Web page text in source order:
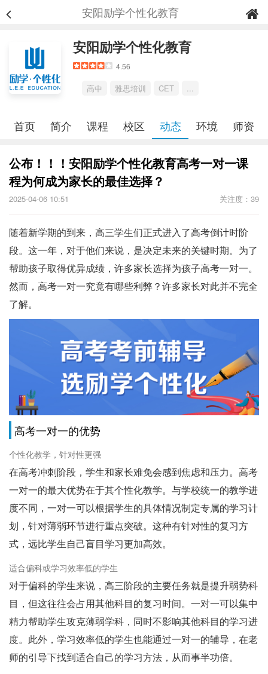
安阳励学个性化教育
安阳励学个性化教育
4.56
高中 雅思培训 CET ...
首页 简介 课程 校区 动态 环境 师资
公布！！！安阳励学个性化教育高考一对一课
程为何成为家长的最佳选择？
2025-04-06 10:51 关注度：39
随着新学期的到来，高三学生们正式进入了高考倒计时阶
段。这一年，对于他们来说，是决定未来的关键时期。为了
帮助孩子取得优异成绩，许多家长选择为孩子高考一对一。
然而，高考一对一究竟有哪些利弊？许多家长对此并不完全
了解。
高考一对一的优势
个性化教学，针对性更强
在高考冲刺阶段，学生和家长难免会感到焦虑和压力。高考
一对一的最大优势在于其个性化教学。与学校统一的教学进
度不同，一对一可以根据学生的具体情况制定专属的学习计
划，针对薄弱环节进行重点突破。这种有针对性的复习方
式，远比学生自己盲目学习更加高效。
适合偏科或学习效率低的学生
对于偏科的学生来说，高三阶段的主要任务就是提升弱势科
目，但这往往会占用其他科目的复习时间。一对一可以集中
精力帮助学生攻克薄弱学科，同时不影响其他科目的学习进
度。此外，学习效率低的学生也能通过一对一的辅导，在老
师的引导下找到适合自己的学习方法，从而事半功倍。